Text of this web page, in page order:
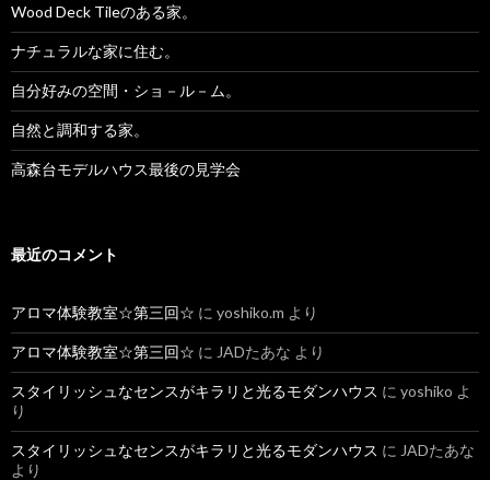
Wood Deck Tileのある家。
ナチュラルな家に住む。
自分好みの空間・ショ－ル－ム。
自然と調和する家。
高森台モデルハウス最後の見学会
最近のコメント
アロマ体験教室☆第三回☆ に yoshiko.m より
アロマ体験教室☆第三回☆ に JADたあな より
スタイリッシュなセンスがキラリと光るモダンハウス に yoshiko よ
り
スタイリッシュなセンスがキラリと光るモダンハウス に JADたあな
より